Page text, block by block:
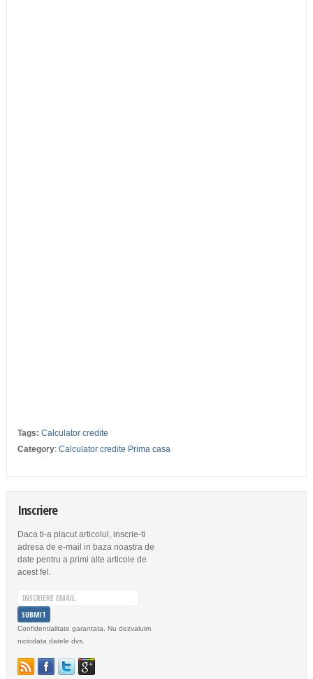
Tags: Calculator credite
Category: Calculator credite Prima casa
Inscriere
Daca ti-a placut articolul, inscrie-ti
adresa de e-mail in baza noastra de
date pentru a primi alte articole de
acest fel.
Confidentialitate garantata. Nu dezvaluim
niciodata datele dvs.